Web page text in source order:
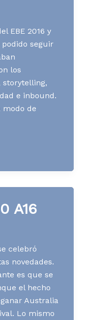
EBE 2016 y
seguir
los
storytelling,
e inbound.
modo de
A16
celebró
novedades.
es que se
el hecho
Australia
Lo mismo